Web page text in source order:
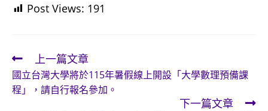
Post Views: 191
Read
more
articles
上一篇文章
國立台灣大學將於115年暑假線上開設「大學數理預備課
程」，請自行報名參加。
下一篇文章